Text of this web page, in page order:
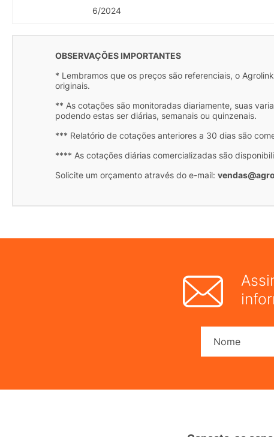
6/2024
OBSERVAÇÕES IMPORTANTES
* Lembramos que os preços são referenciais, o
originais.
** As cotações são monitoradas diariamente, suas
podendo estas ser diárias, semanais ou quinzenais.
*** Relatório de cotações anteriores a 30 dias são
**** As cotações diárias comercializadas são
Solicite um orçamento através do e-mail: